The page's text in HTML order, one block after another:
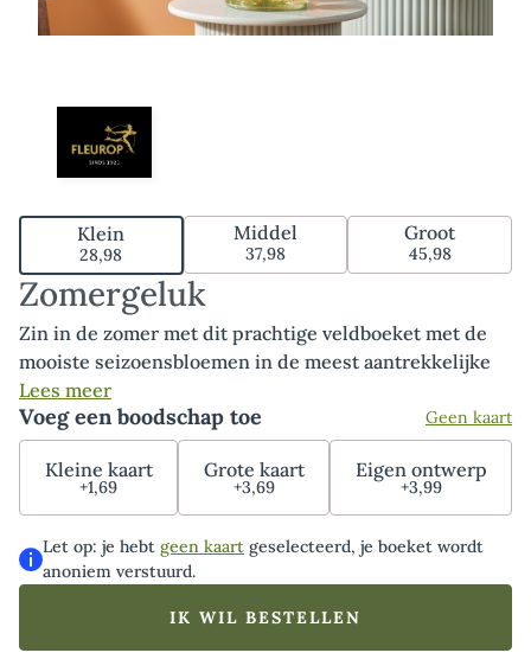
Zomergeluk
Zin in de zomer met dit prachtige veldboeket met de
mooiste seizoensbloemen in de meest aantrekkelijke
pasteltinten. Van lichtblauw tot perzik en dieproze.
Met het boeket Zomergeluk zorg je gegarandeerd voor
een glimlach op het gezicht van de ontvanger. Tip:
bestel onze bijpassende vaas, luxe bonbons of heerlijke
chocolade en maak de verrassing compleet.
Lees meer
Klein
28,98
Middel
37,98
Groot
45,98
Voeg een boodschap toe Geen kaart
Kleine kaart
+1,69
Grote kaart
+3,69
Eigen ontwerp
+3,99
Let op: je hebt geen kaart geselecteerd, je boeket wordt
anoniem verstuurd.
IK WIL BESTELLEN